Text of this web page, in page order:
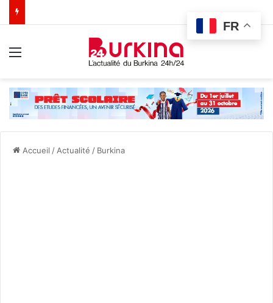
Accueil / Actualité / Burkina
FR